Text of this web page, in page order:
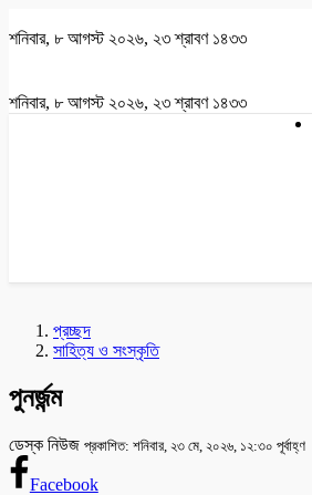
শনিবার, ৮ আগস্ট ২০২৬, ২৩ শ্রাবণ ১৪৩৩
শনিবার, ৮ আগস্ট ২০২৬, ২৩ শ্রাবণ ১৪৩৩
প্রচ্ছদ
সাহিত্য ও সংস্কৃতি
পুনর্জন্ম
ডেস্ক নিউজ প্রকাশিত: শনিবার, ২৩ মে, ২০২৬, ১২:৩০ পূর্বাহ্ণ
Facebook